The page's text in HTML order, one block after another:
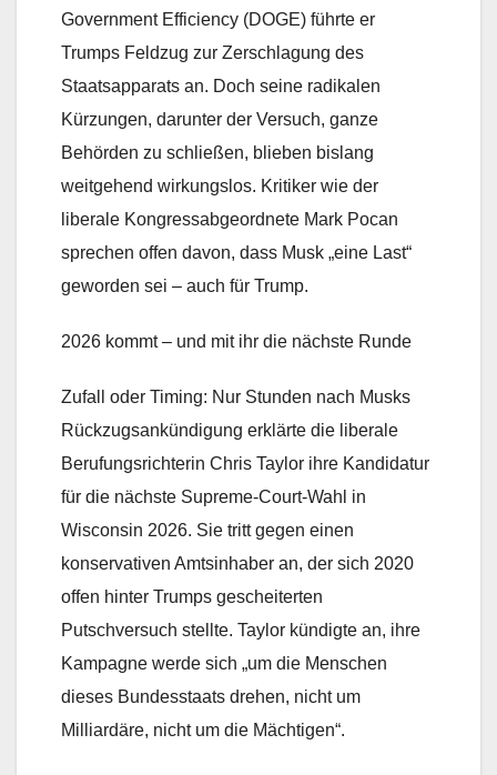
Government Efficiency (DOGE) führte er
Trumps Feldzug zur Zerschlagung des
Staatsapparats an. Doch seine radikalen
Kürzungen, darunter der Versuch, ganze
Behörden zu schließen, blieben bislang
weitgehend wirkungslos. Kritiker wie der
liberale Kongressabgeordnete Mark Pocan
sprechen offen davon, dass Musk „eine Last“
geworden sei – auch für Trump.
2026 kommt – und mit ihr die nächste Runde
Zufall oder Timing: Nur Stunden nach Musks
Rückzugsankündigung erklärte die liberale
Berufungsrichterin Chris Taylor ihre Kandidatur
für die nächste Supreme-Court-Wahl in
Wisconsin 2026. Sie tritt gegen einen
konservativen Amtsinhaber an, der sich 2020
offen hinter Trumps gescheiterten
Putschversuch stellte. Taylor kündigte an, ihre
Kampagne werde sich „um die Menschen
dieses Bundesstaats drehen, nicht um
Milliardäre, nicht um die Mächtigen“.